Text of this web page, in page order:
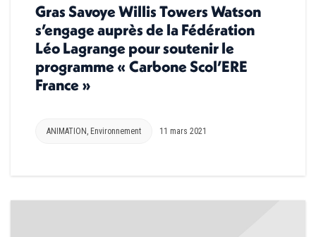
Gras Savoye Willis Towers Watson
s’engage auprès de la Fédération
Léo Lagrange pour soutenir le
programme « Carbone Scol’ERE
France »
ANIMATION Environnement 11 mars 2021